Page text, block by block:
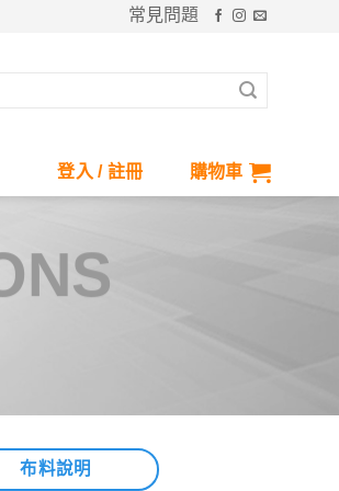
常見問題
登入 / 註冊 購物車
布料說明